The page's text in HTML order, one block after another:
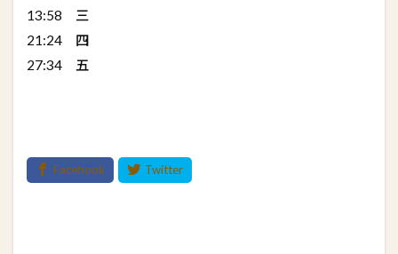
13:58 三
21:24 四
27:34 五